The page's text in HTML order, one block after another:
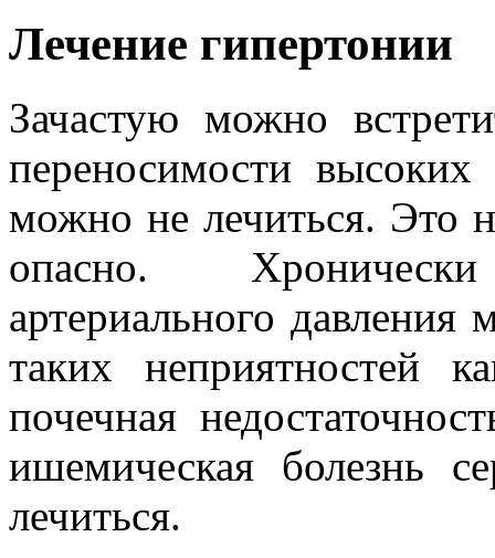
Лечение гипертонии
Зачастую можно
переносимости высоких
можно не лечиться. Это
опасно.
артериального давления
таких неприятностей
почечная
ишемическая болезнь
лечиться.